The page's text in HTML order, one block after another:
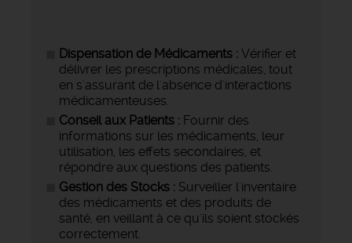
Dispensation de Médicaments : Vérifier et
délivrer les prescriptions médicales, tout
en s'assurant de l'absence d'interactions
médicamenteuses.
Conseil aux Patients : Fournir des
informations sur les médicaments, leur
utilisation, les effets secondaires, et
répondre aux questions des patients.
Gestion des Stocks : Surveiller l'inventaire
des médicaments et des produits de
santé, en veillant à ce qu'ils soient stockés
correctement.